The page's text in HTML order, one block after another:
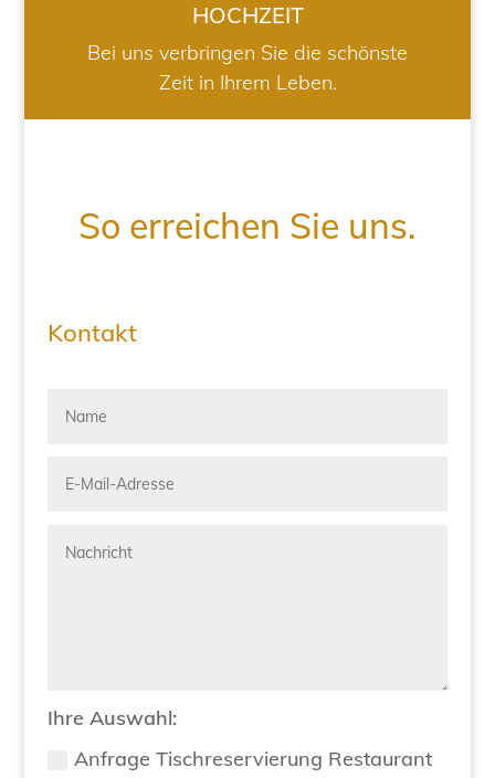
HOCHZEIT
Bei uns verbringen Sie die schönste
Zeit in Ihrem Leben.
So erreichen Sie uns.
Kontakt
Ihre Auswahl:
Anfrage Tischreservierung Restaurant